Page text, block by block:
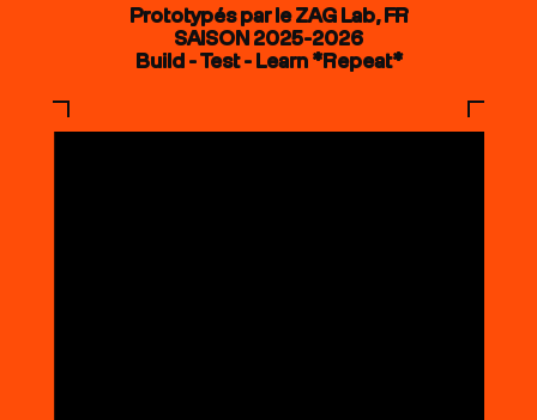
Prototypés par le ZAG Lab, FR
SAISON 2025-2026
Build - Test - Learn *Repeat*